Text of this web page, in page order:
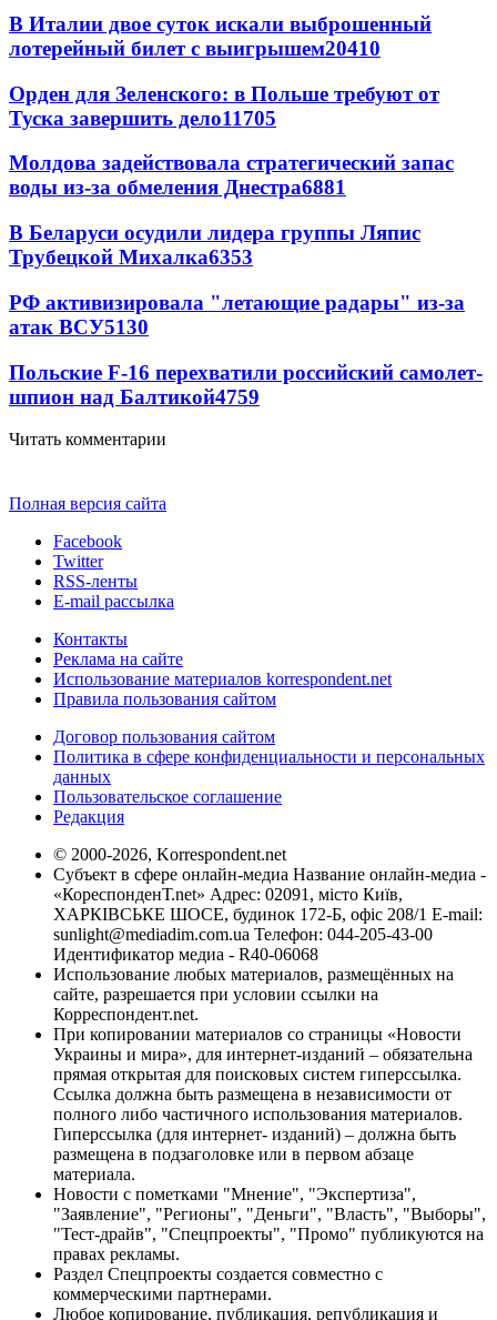
В Италии двое суток искали выброшенный
лотерейный билет с выигрышем20410
Орден для Зеленского: в Польше требуют от
Туска завершить дело11705
Молдова задействовала стратегический запас
воды из-за обмеления Днестра6881
В Беларуси осудили лидера группы Ляпис
Трубецкой Михалка6353
РФ активизировала "летающие радары" из-за
атак ВСУ5130
Польские F-16 перехватили российский самолет-
шпион над Балтикой4759
Читать комментарии
Полная версия сайта
Facebook
Twitter
RSS-ленты
E-mail рассылка
Контакты
Реклама на сайте
Использование материалов korrespondent.net
Правила пользования сайтом
Договор пользования сайтом
Политика в сфере конфиденциальности и персональных
данных
Пользовательское соглашение
Редакция
© 2000-2026, Korrespondent.net
Субъект в сфере онлайн-медиа Название онлайн-медиа -
«КореспонденТ.net» Адрес: 02091, місто Київ,
ХАРКІВСЬКЕ ШОСЕ, будинок 172-Б, офіс 208/1 E-mail:
sunlight@mediadim.com.ua Телефон: 044-205-43-00
Идентификатор медиа - R40-06068
Использование любых материалов, размещённых на
сайте, разрешается при условии ссылки на
Корреспондент.net.
При копировании материалов со страницы «Новости
Украины и мира», для интернет-изданий – обязательна
прямая открытая для поисковых систем гиперссылка.
Ссылка должна быть размещена в независимости от
полного либо частичного использования материалов.
Гиперссылка (для интернет- изданий) – должна быть
размещена в подзаголовке или в первом абзаце
материала.
Новости с пометками "Мнение", "Экспертиза",
"Заявление", "Регионы", "Деньги", "Власть", "Выборы",
"Тест-драйв", "Спецпроекты", "Промо" публикуются на
правах рекламы.
Раздел Спецпроекты создается совместно с
коммерческими партнерами.
Любое копирование, публикация, републикация и